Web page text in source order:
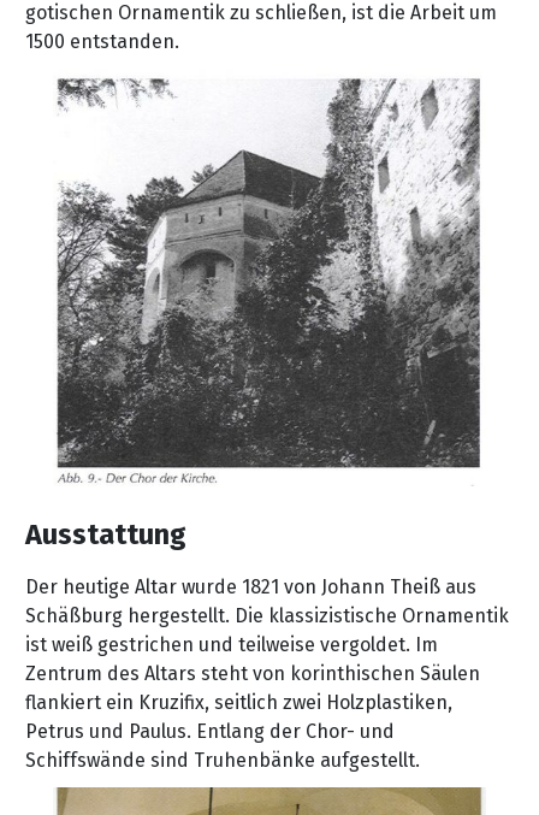
gotischen Ornamentik zu schließen, ist die Arbeit um
1500 entstanden.
Ausstattung
Der heutige Altar wurde 1821 von Johann Theiß aus
Schäßburg hergestellt. Die klassizistische Ornamentik
ist weiß gestrichen und teilweise vergoldet. Im
Zentrum des Altars steht von korinthischen Säulen
flankiert ein Kruzifix, seitlich zwei Holzplastiken,
Petrus und Paulus. Entlang der Chor- und
Schiffswände sind Truhenbänke aufgestellt.